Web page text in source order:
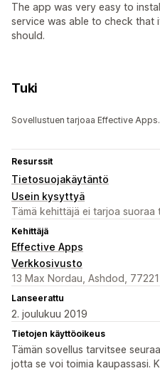
The app was very easy to
service was able to check
should.
Tuki
Sovellustuen tarjoaa Effective Apps.
Resurssit
Tietosuojakäytäntö
Usein kysyttyä
Tämä kehittäjä ei tarjoa suoraa
Kehittäjä
Effective Apps
Verkkosivusto
13 Max Nordau, Ashdod,
Lanseerattu
2. joulukuu 2019
Tietojen käyttöoikeus
Tämän sovellus tarvitsee
jotta se voi toimia kaupassasi.